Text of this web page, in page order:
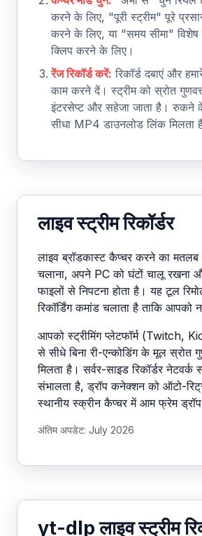
करने के लिए, "पूरी स्ट्रीम" पूरे
करने के लिए, या "समय सीमा" विशेष
क्लिप करने के लिए।
रेंज रिकॉर्ड करें: रिकॉर्ड दबाएं और
काम करने दें। स्ट्रीम को स्रोत
इंटरसेप्ट और सहेजा जाता है। रुकने
सीधा MP4 डाउनलोड लिंक मिलता
लाइव स्ट्रीम रिकॉर्डर
लाइव ब्रॉडकास्ट कैप्चर करने का
चलाना, अपने PC को घंटों चालू रखना
फाइलों से निपटना होता है। यह टूल
रिकॉर्डिंग कमांड चलाता है ताकि आपको
आपको स्ट्रीमिंग प्लेटफॉर्म (Twitch,
से सीधे बिना री-एन्कोडिंग के मूल स्रोत
मिलता है। सर्वर-साइड रिकॉर्डर
संभालता है, ड्रॉप कनेक्शन को ऑटो-
स्थानीय स्क्रीन कैप्चर में आम फ्रेम
अंतिम अपडेट: July 2026
yt-dlp लाइव स्ट्रीम